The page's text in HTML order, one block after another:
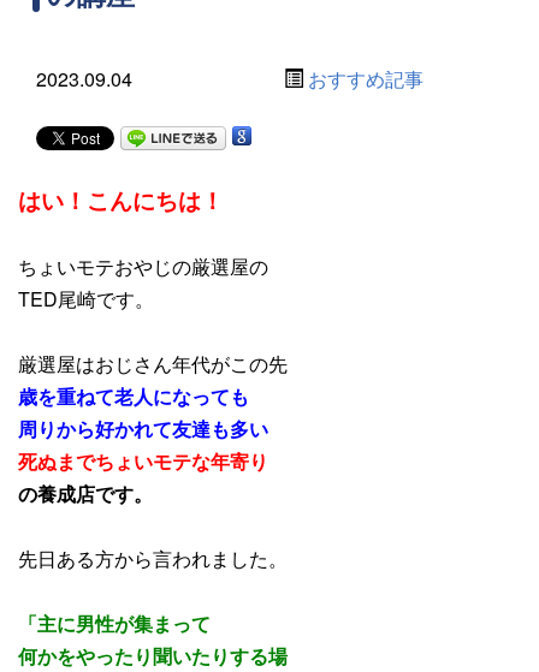
2023.09.04 おすすめ記事
はい！こんにちは！
ちょいモテおやじの厳選屋の
TED尾崎です。
厳選屋はおじさん年代がこの先
歳を重ねて老人になっても
周りから好かれて友達も多い
死ぬまでちょいモテな年寄り
の養成店です。
先日ある方から言われました。
「主に男性が集まって
何かをやったり聞いたりする場